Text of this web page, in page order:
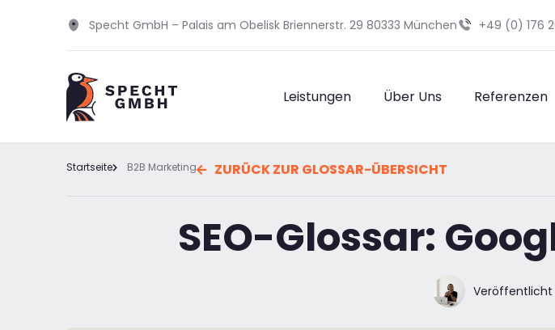
Specht GmbH – Palais am Obelisk Briennerstr. 29 80333 München +49 (0) 176
Leistungen Über Uns Referenzen
Startseite B2B Marketing ZURÜCK ZUR GLOSSAR-ÜBERSICHT
SEO-Glossar:
Veröffentlicht